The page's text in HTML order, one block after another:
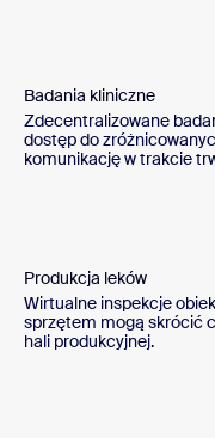
Badania kliniczne
Zdecentralizowane
dostęp do
komunikację w trakcie
Produkcja leków
Wirtualne inspekcje
sprzętem mogą skrócić
hali produkcyjnej.